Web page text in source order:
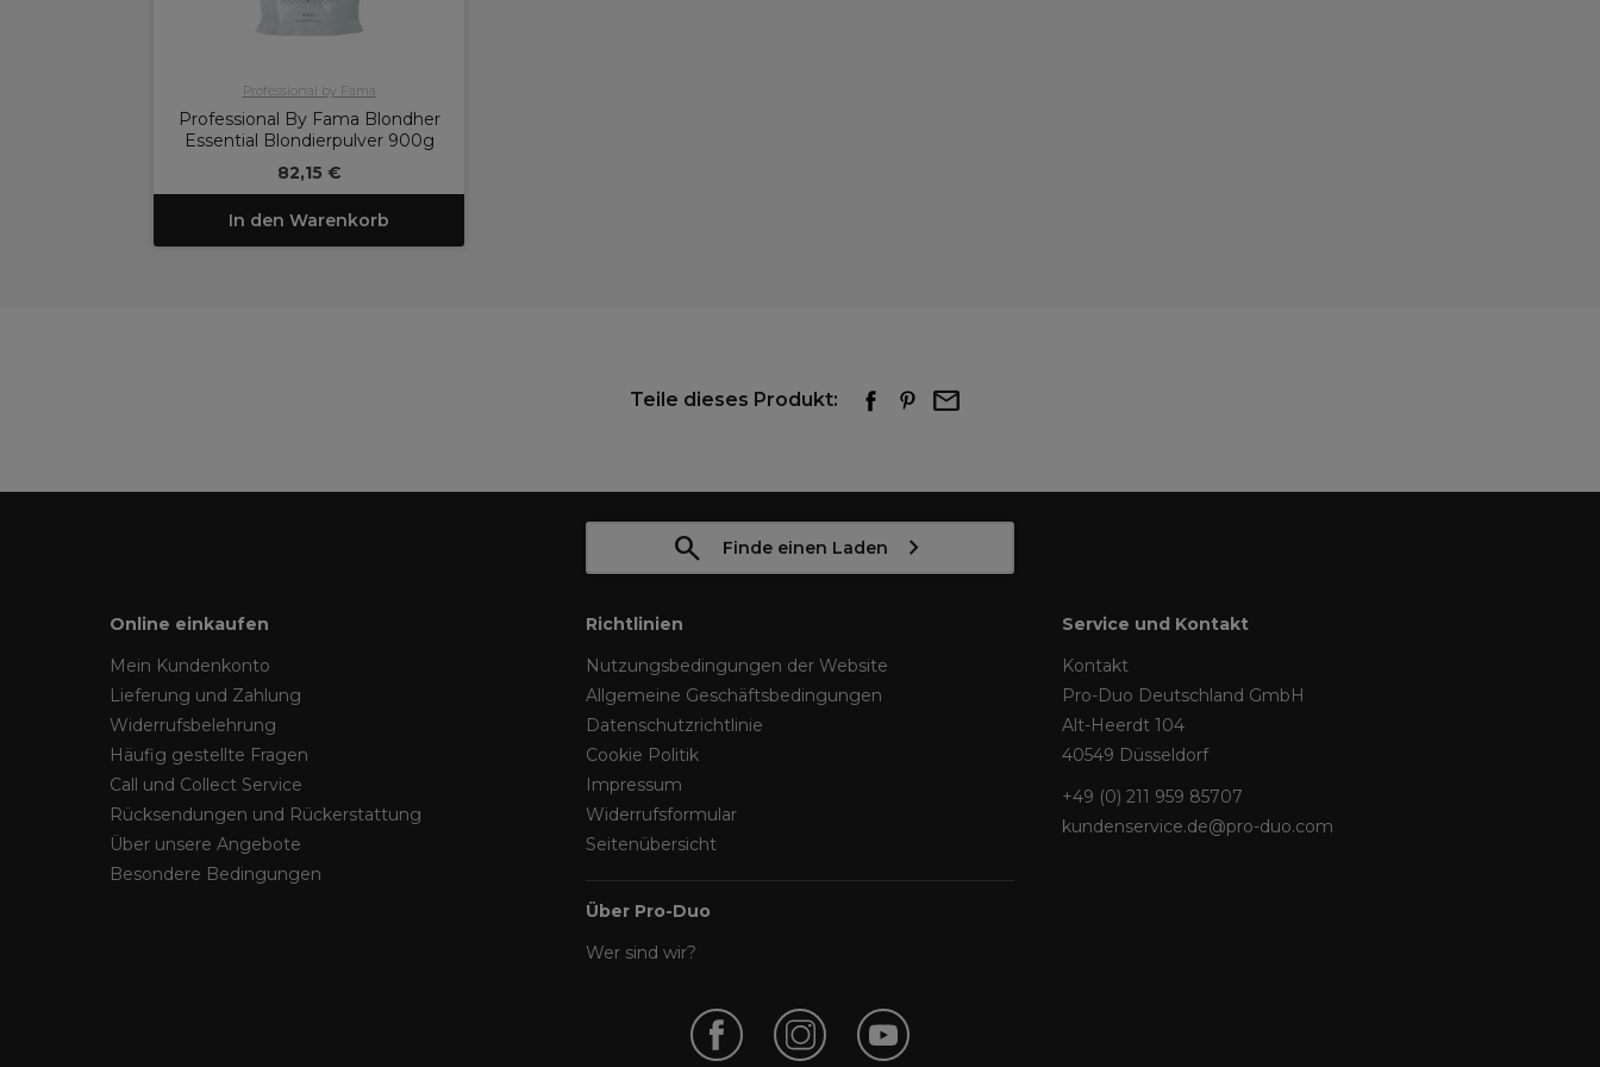
Professional by Fama
Professional By Fama Blondher
Essential Blondierpulver 900g
82,15 €
In den Warenkorb
Teile dieses Produkt:
Finde einen Laden
Online einkaufen
Mein Kundenkonto
Lieferung und Zahlung
Widerrufsbelehrung
Häufig gestellte Fragen
Call und Collect Service
Rücksendungen und Rückerstattung
Über unsere Angebote
Besondere Bedingungen
Richtlinien
Nutzungsbedingungen der Website
Allgemeine Geschäftsbedingungen
Datenschutzrichtlinie
Cookie Politik
Impressum
Widerrufsformular
Seitenübersicht
Über Pro-Duo
Wer sind wir?
Service und Kontakt
Kontakt
Pro-Duo Deutschland GmbH
Alt-Heerdt 104
40549 Düsseldorf
+49 (0) 211 959 85707
kundenservice.de@pro-duo.com